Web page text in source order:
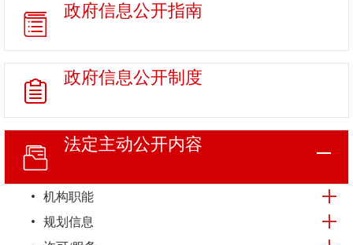
政府信息公开指南
政府信息公开制度
法定主动公开内容
机构职能
规划信息